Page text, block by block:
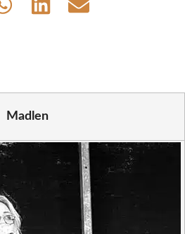
Share
Share
Share
Madlen